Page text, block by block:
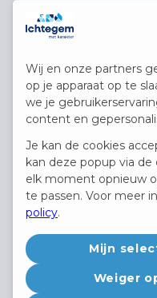
en
een mooie
gemeente
het evenwicht
niet uit het oog.
Wij en onze partners
op je apparaat op te
we je
content en
Je kan de cookies
kan deze popup via de
elk moment opnieuw
te passen. Voor meer
policy.
Mijn
Weiger